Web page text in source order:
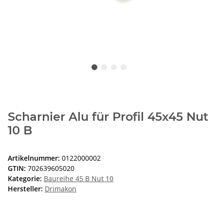
Scharnier Alu für Profil 45x45 Nut
10 B
Artikelnummer: 0122000002
GTIN: 702639605020
Kategorie: Baureihe 45 B Nut 10
Hersteller: Drimakon